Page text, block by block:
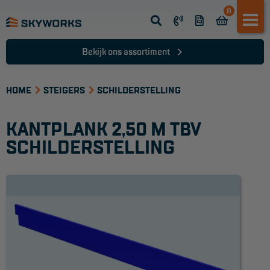
0
Opsteek ladder
Schuifladder
Telescopische ladder
Ladder accessoires
Bordestrap
Dubbele trap
Bekijk ons assortiment
HOME STEIGERS SCHILDERSTELLING
KANTPLANK 2,50 M TBV
SCHILDERSTELLING